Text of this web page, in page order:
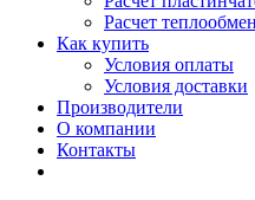
Расчет
Как купить
Условия оплаты
Условия доставки
Производители
О компании
Контакты